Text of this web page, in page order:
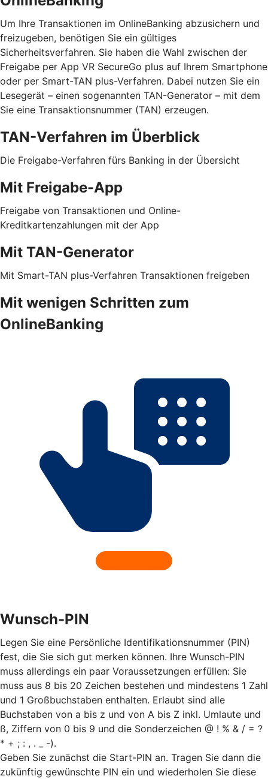
Um Ihre Transaktionen im OnlineBanking abzusichern und
freizugeben, benötigen Sie ein gültiges
Sicherheitsverfahren. Sie haben die Wahl zwischen der
Freigabe per App VR SecureGo plus auf Ihrem Smartphone
oder per Smart-TAN plus-Verfahren. Dabei nutzen Sie ein
Lesegerät – einen sogenannten TAN-Generator – mit dem
Sie eine Transaktionsnummer (TAN) erzeugen.
TAN-Verfahren im Überblick
Die Freigabe-Verfahren fürs Banking in der Übersicht
Mit Freigabe-App
Freigabe von Transaktionen und Online-
Kreditkartenzahlungen mit der App
Mit TAN-Generator
Mit Smart-TAN plus-Verfahren Transaktionen freigeben
Mit wenigen Schritten zum
OnlineBanking
Wunsch-PIN
Legen Sie eine Persönliche Identifikationsnummer (PIN)
fest, die Sie sich gut merken können. Ihre Wunsch-PIN
muss allerdings ein paar Voraussetzungen erfüllen: Sie
muss aus 8 bis 20 Zeichen bestehen und mindestens 1 Zahl
und 1 Großbuchstaben enthalten. Erlaubt sind alle
Buchstaben von a bis z und von A bis Z inkl. Umlaute und
ß, Ziffern von 0 bis 9 und die Sonderzeichen @ ! % & / = ?
* + ; : , . _ -).
Geben Sie zunächst die Start-PIN an. Tragen Sie dann die
zukünftig gewünschte PIN ein und wiederholen Sie diese